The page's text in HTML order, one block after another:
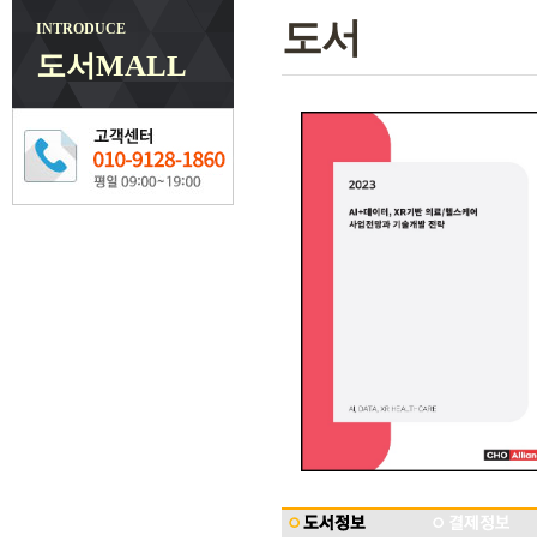
INTRODUCE
도서MALL
도서